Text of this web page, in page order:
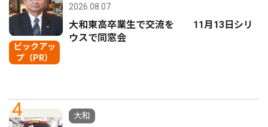
ピックアッ
プ（PR）
2026.08.07
大和東高卒業生で交流を 11月13日シリ
ウスで同窓会
4
大和